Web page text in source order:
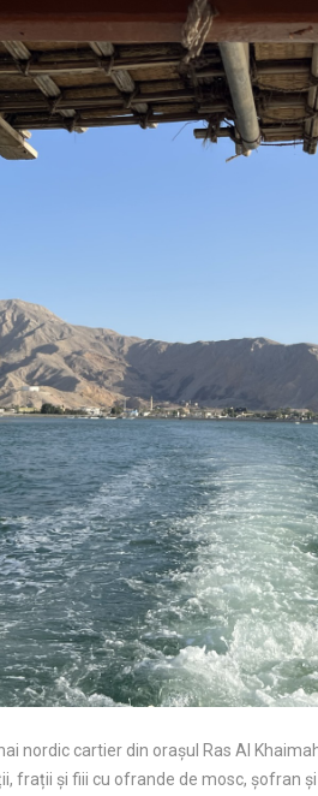
nordic cartier din orașul Ras Al
frații și fiii cu ofrande de mosc, șofran